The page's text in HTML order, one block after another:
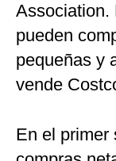
Association.
pueden
pequeñas y
vende
En el primer